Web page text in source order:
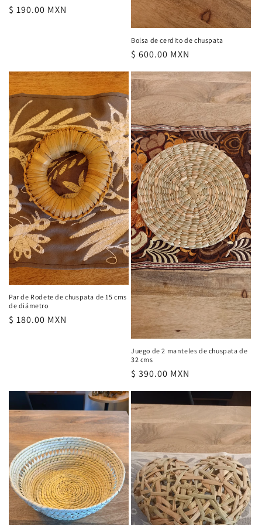
Precio
$ 190.00 MXN
Bolsa de cerdito de chuspata
Precio
habitual
$ 600.00 MXN
Par de Rodete de chuspata de 15 cms
de diámetro
Precio
$ 180.00 MXN
Juego de 2 manteles de chuspata de
32 cms
Precio
$ 390.00 MXN